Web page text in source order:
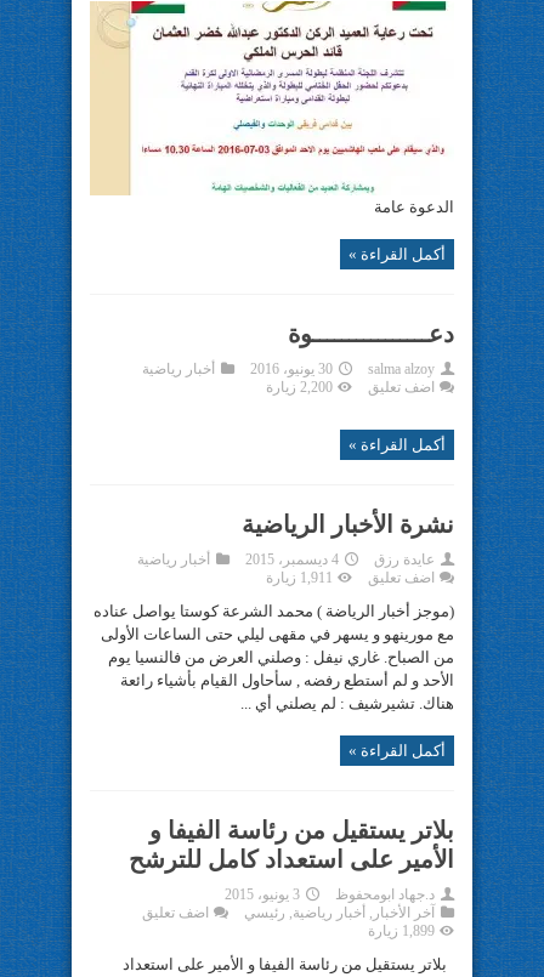
الدعوة عامة
أكمل القراءة »
دعــــــــــــــــوة
salma alzoy 30 يونيو، 2016
أخبار رياضية
اضف تعليق
2,200 زيارة
أكمل القراءة »
نشرة الأخبار الرياضية
عايدة رزق 4 ديسمبر، 2015
أخبار رياضية
اضف تعليق
1,911 زيارة
(موجز أخبار الرياضة ) محمد الشرعة كوستا يواصل عناده
مع مورينهو و يسهر في مقهى ليلي حتى الساعات الأولى
من الصباح. غاري نيفل : وصلني العرض من فالنسيا يوم
الأحد و لم أستطع رفضه , سأحاول القيام بأشياء رائعة
هناك. تشيرشيف : لم يصلني أي ...
أكمل القراءة »
بلاتر يستقيل من رئاسة الفيفا و
الأمير على استعداد كامل للترشح
د.جهاد ابومحفوظ
3 يونيو، 2015
آخر الأخبار , أخبار رياضية, رئيسي
اضف تعليق
1,899 زيارة
بلاتر يستقيل من رئاسة الفيفا و الأمير على استعداد